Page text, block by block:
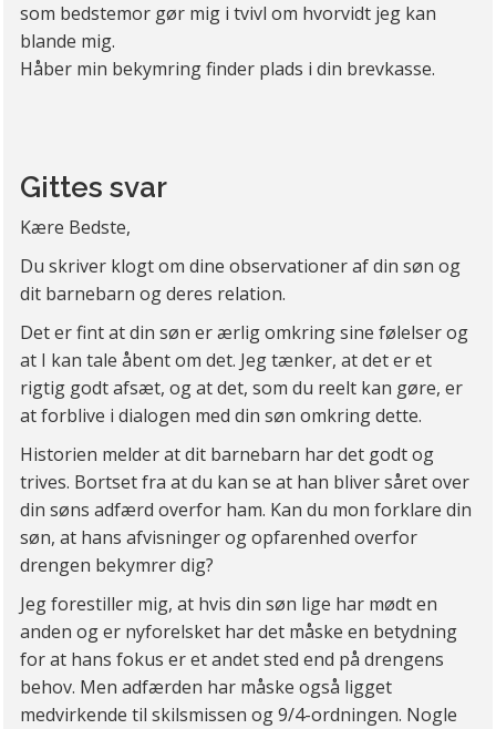
som bedstemor gør mig i tvivl om hvorvidt jeg kan
blande mig.
Håber min bekymring finder plads i din brevkasse.
Gittes svar
Kære Bedste,
Du skriver klogt om dine observationer af din søn og
dit barnebarn og deres relation.
Det er fint at din søn er ærlig omkring sine følelser og
at I kan tale åbent om det. Jeg tænker, at det er et
rigtig godt afsæt, og at det, som du reelt kan gøre, er
at forblive i dialogen med din søn omkring dette.
Historien melder at dit barnebarn har det godt og
trives. Bortset fra at du kan se at han bliver såret over
din søns adfærd overfor ham. Kan du mon forklare din
søn, at hans afvisninger og opfarenhed overfor
drengen bekymrer dig?
Jeg forestiller mig, at hvis din søn lige har mødt en
anden og er nyforelsket har det måske en betydning
for at hans fokus er et andet sted end på drengens
behov. Men adfærden har måske også ligget
medvirkende til skilsmissen og 9/4-ordningen. Nogle